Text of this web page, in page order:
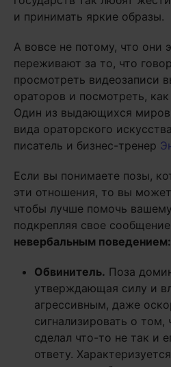
и принимать яркие образы.
А вовсе не потому, что они
переживают за то, что
просмотреть видеозаписи
ораторов и посмотреть,
Один из выдающихся
вида ораторского
писатель и бизнес-тренер
Если вы понимаете позы,
эти отношения, то вы
чтобы лучше помочь
подкрепляя свое
невербальным поведением:
Обвинитель. Поза
утверждающая силу и
агрессивным, даже
сигнализировать о том,
сделал что-то не так и
ответу.